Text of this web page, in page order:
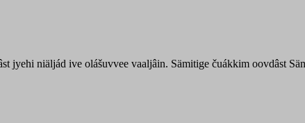
jyehi niäljád ive olášuvvee vaaljâin. Sämitige čuákkim oovdâst